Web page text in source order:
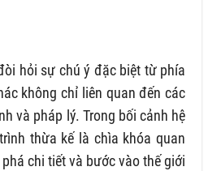
hỏi sự chú ý đặc biệt từ phía
không chỉ liên quan đến các
và pháp lý. Trong bối cảnh hệ
thừa kế là chìa khóa quan
chi tiết và bước vào thế giới